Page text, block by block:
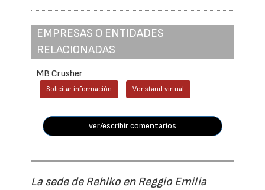
EMPRESAS O ENTIDADES
RELACIONADAS
MB Crusher
Solicitar información Ver stand virtual
ver/escribir comentarios
La sede de Rehlko en Reggio Emilia